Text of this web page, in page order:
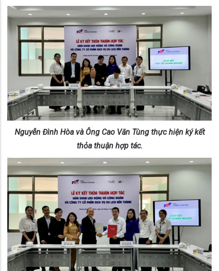
Nguyễn Đình Hòa và Ông Cao Văn Tùng thực hiện ký kết
thỏa thuận hợp tác.